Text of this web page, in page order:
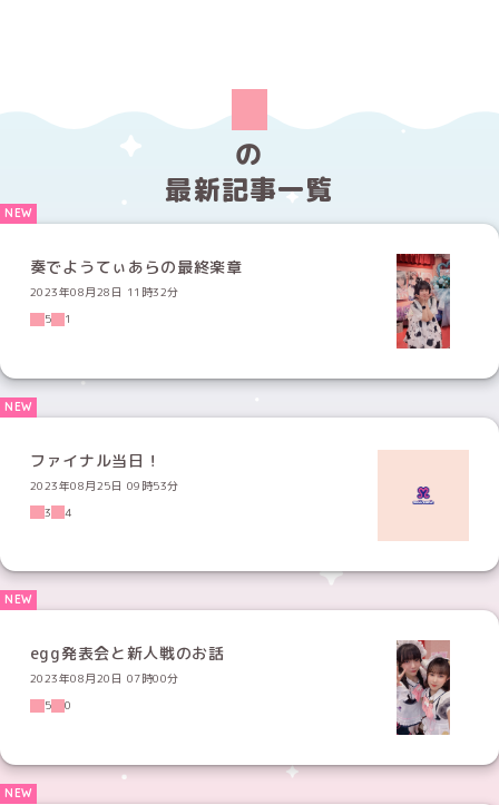
の
最新記事一覧
奏でようてぃあらの最終楽章
2023年08月28日 11時32分
5
1
ファイナル当日！
2023年08月25日 09時53分
3
4
egg発表会と新人戦のお話
2023年08月20日 07時00分
5
0